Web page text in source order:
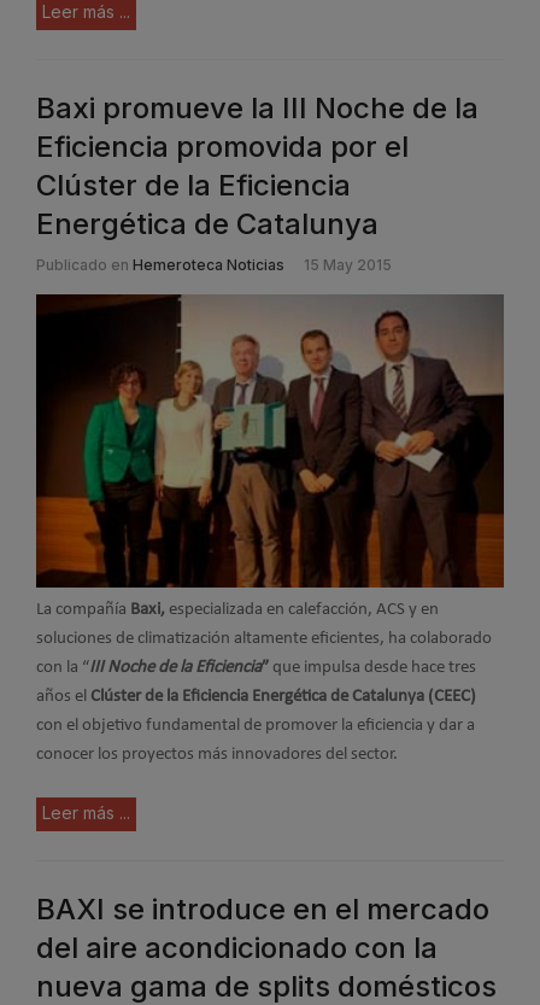
Leer más ...
Baxi promueve la III Noche de la
Eficiencia promovida por el
Clúster de la Eficiencia
Energética de Catalunya
Publicado en Hemeroteca Noticias 15 May 2015
La compañía Baxi, especializada en calefacción, ACS y en
soluciones de climatización altamente eficientes, ha colaborado
con la “III Noche de la Eficiencia” que impulsa desde hace tres
años el Clúster de la Eficiencia Energética de Catalunya (CEEC)
con el objetivo fundamental de promover la eficiencia y dar a
conocer los proyectos más innovadores del sector.
Leer más ...
BAXI se introduce en el mercado
del aire acondicionado con la
nueva gama de splits domésticos